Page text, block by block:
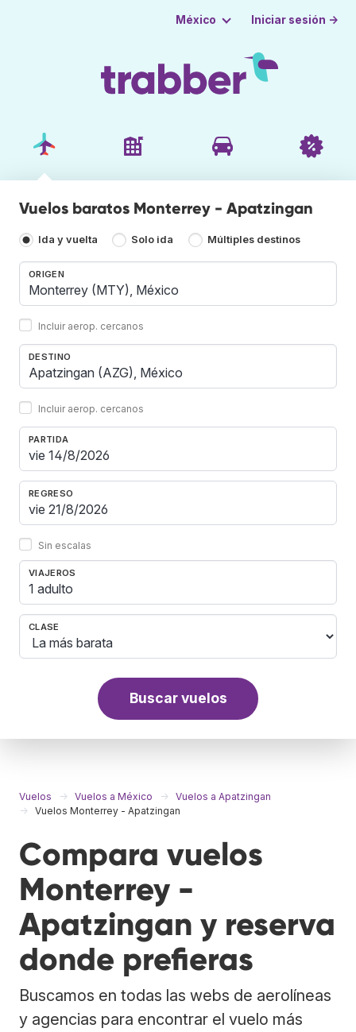
México Iniciar sesión →
Vuelos baratos Monterrey - Apatzingan
Ida y vuelta Solo ida Múltiples destinos
ORIGEN
Incluir aerop. cercanos
DESTINO
Incluir aerop. cercanos
PARTIDA
REGRESO
Sin escalas
VIAJEROS
1 adulto
CLASE
Buscar vuelos
Vuelos Vuelos a México
Vuelos a Apatzingan
Vuelos Monterrey - Apatzingan
Compara vuelos
Monterrey -
Apatzingan y reserva
donde prefieras
Buscamos en todas las webs de aerolíneas
y agencias para encontrar el vuelo más